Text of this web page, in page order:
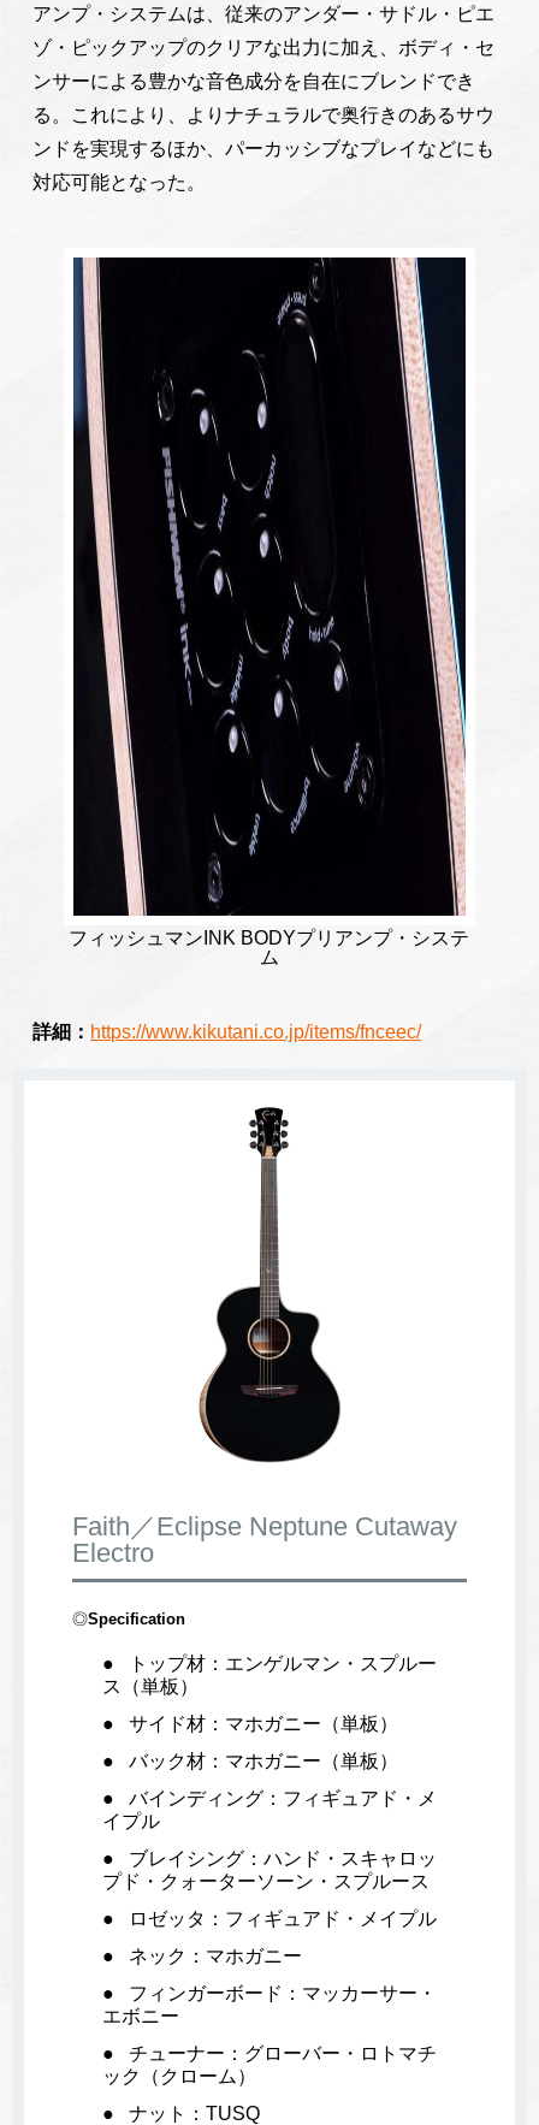
アンプ・システムは、従来のアンダー・サドル・ピエ
ゾ・ピックアップのクリアな出力に加え、ボディ・セ
ンサーによる豊かな音色成分を自在にブレンドでき
る。これにより、よりナチュラルで奥行きのあるサウ
ンドを実現するほか、パーカッシブなプレイなどにも
対応可能となった。
フィッシュマンINK BODYプリアンプ・システ
ム
詳細： https://www.kikutani.co.jp/items/fnceec/
Faith／Eclipse Neptune Cutaway
Electro
◎Specification
トップ材：エンゲルマン・スプルー
ス（単板）
サイド材：マホガニー（単板）
バック材：マホガニー（単板）
バインディング：フィギュアド・メ
イプル
ブレイシング：ハンド・スキャロッ
プド・クォーターソーン・スプルース
ロゼッタ：フィギュアド・メイプル
ネック：マホガニー
フィンガーボード：マッカーサー・
エボニー
チューナー：グローバー・ロトマチ
ック（クローム）
ナット：TUSQ